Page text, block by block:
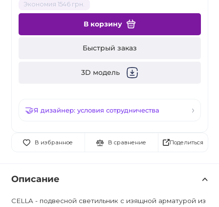
Экономия 1546 грн.
В корзину
Быстрый заказ
3D модель
Я дизайнер: условия сотрудничества
В избранное В сравнение Поделиться
Описание
CELLA - подвесной светильник с изящной арматурой из